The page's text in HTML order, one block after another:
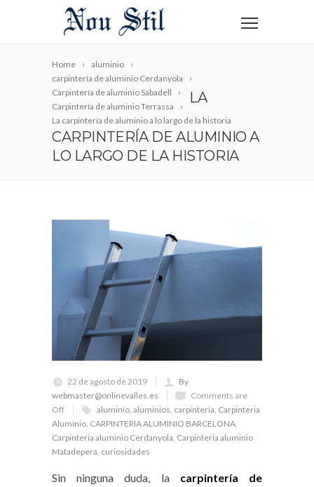
Home
aluminio
carpintería de aluminio Cerdanyola
Carpintería de aluminio Sabadell
Carpintería de aluminio Terrassa
La carpintería de aluminio a lo largo de la historia
LA
CARPINTERÍA DE ALUMINIO A
LO LARGO DE LA HISTORIA
22 de agosto de 2019
By
webmaster@onlinevalles.es
Comments are
Off
aluminio, aluminios, carpintería, Carpinteria
Aluminio, CARPINTERIA ALUMINIO BARCELONA,
Carpinteria aluminio Cerdanyola, Carpinteria aluminio
Matadepera, curiosidades
Sin ninguna duda, la carpintería de